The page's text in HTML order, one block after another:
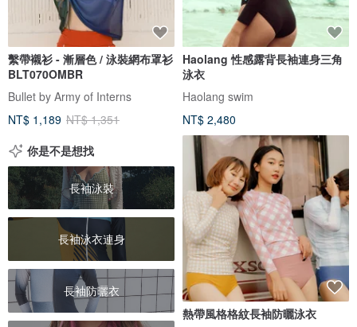
繫帶襯衫 - 漸層色 / 泳裝網布罩衫
BLT070OMBR
Bullet by Army of Interns
NT$ 1,189 NT$ 1,351
Haolang 性感露背長袖連身三角
泳衣
Haolang swim
NT$ 2,480
你是不是想找
長袖泳裝
長袖泳衣連身
長袖防曬衣
熱帶風格格紋長袖防曬泳衣